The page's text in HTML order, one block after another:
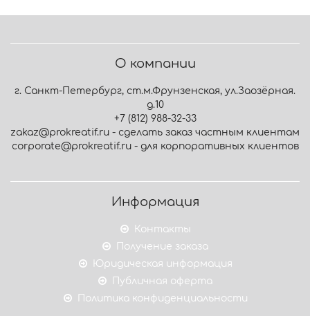
О компании
г. Санкт-Петербург, ст.м.Фрунзенская, ул.Заозёрная.
д.10
+7 (812) 988-32-33
zakaz@prokreatif.ru - сделать заказ частным клиентам
corporate@prokreatif.ru - для корпоративных клиентов
Информация
Контакты
Получение заказа
Юридическая информация
Публичная оферта
Политика конфиденциальности